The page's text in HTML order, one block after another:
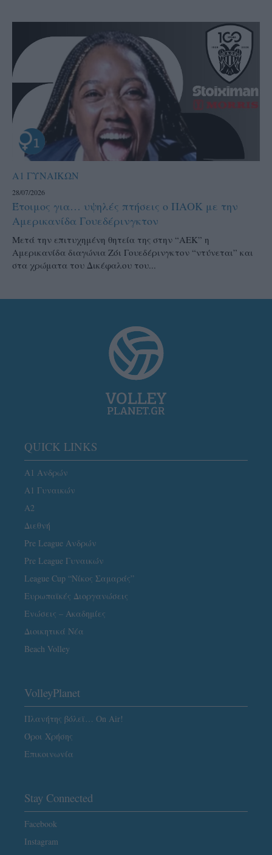
Α1 ΓΥΝΑΙΚΩΝ
28/07/2026
Έτοιμος για… υψηλές πτήσεις ο ΠΑΟΚ με την
Αμερικανίδα Γουεδέρινγκτον
Μετά την επιτυχημένη θητεία της στην “ΑΕΚ” η
Αμερικανίδα διαγώνια Ζόι Γουεδέρινγκτον “ντύνεται” και
στα χρώματα του Δικέφαλου του...
QUICK LINKS
Α1 Ανδρών
Α1 Γυναικών
A2
Διεθνή
Pre League Ανδρών
Pre League Γυναικών
League Cup “Νίκος Σαμαράς”
Ευρωπαϊκές Διοργανώσεις
Ενώσεις – Ακαδημίες
Διοικητικά Νέα
Beach Volley
VolleyPlanet
Πλανήτης βόλεϊ… On Air!
Όροι Χρήσης
Επικοινωνία
Stay Connected
Facebook
Instagram